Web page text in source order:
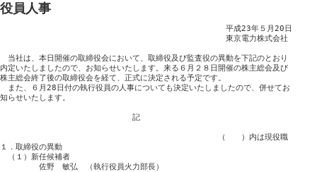
役員人事
平成23年５月20日
東京電力株式会社
当社は、本日開催の取締役会において、取締役及び監査役の異動を下記のとおり
内定いたしましたので、お知らせいたします。来る６月２８日開催の株主総会及び
株主総会終了後の取締役会を経て、正式に決定される予定です。
また、６月28日付の執行役員の人事についても決定いたしましたので、併せてお
知らせいたします。
記
（　　）内は現役職
１．取締役の異動
（１）新任候補者
佐野　敏弘　（執行役員火力部長）